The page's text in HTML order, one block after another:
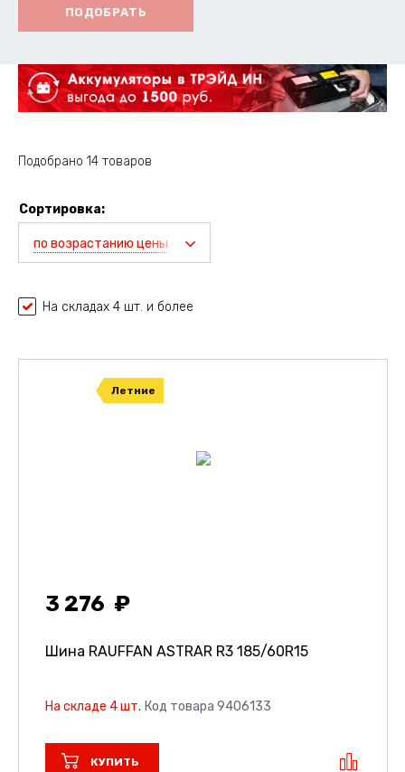
ПОДОБРАТЬ
Подобрано 14 товаров
Сортировка:
по возрастанию цены
На складах 4 шт. и более
Летние
3 276
Шина RAUFFAN ASTRAR R3 185/60R15
На складе 4 шт. Код товара 9406133
КУПИТЬ